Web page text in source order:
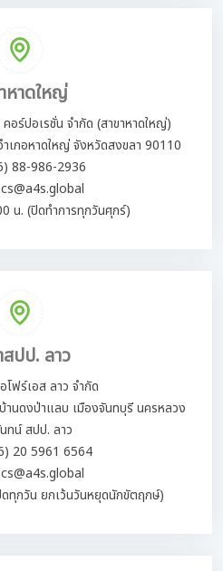
หาดใหญ่
อร์ปอเรชั่น จำกัด (สาขาหาดใหญ่)
เภอหาดใหญ่ จังหวัดสงขลา 90110
88-986-2936
น. (ปิดทำการทุกวันศุกร์)
สปป. ลาว
โฟร์เอส ลาว จำกัด
านดงป่าแลบ เมืองจันทบุรี นครหลวง
ทน์ สปป. ลาว
20 5961 6564
ทุกวัน ยกเว้นวันหยุดนักขัตฤกษ์)